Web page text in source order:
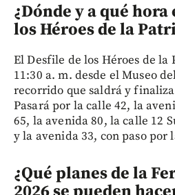
¿Dónde y a qué hora
los Héroes de la
El Desfile de los Héroes de la
11:30 a. m. desde el Museo
recorrido que saldrá y
Pasará por la calle 42, la
65, la avenida 80, la calle 12
y la avenida 33, con paso por
¿Qué planes de la